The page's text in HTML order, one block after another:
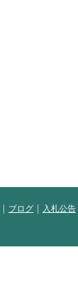
ブログ
入札公告